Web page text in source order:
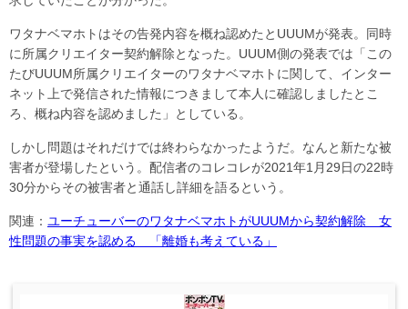
ワタナベマホトはその告発内容を概ね認めたとUUUMが発表。同時
に所属クリエイター契約解除となった。UUUM側の発表では「この
たびUUUM所属クリエイターのワタナベマホトに関して、インター
ネット上で発信された情報につきまして本人に確認しましたとこ
ろ、概ね内容を認めました」としている。
しかし問題はそれだけでは終わらなかったようだ。なんと新たな被
害者が登場したという。配信者のコレコレが2021年1月29日の22時
30分からその被害者と通話し詳細を語るという。
関連： ユーチューバーのワタナベマホトがUUUMから契約解除 女
性問題の事実を認める 「離婚も考えている」